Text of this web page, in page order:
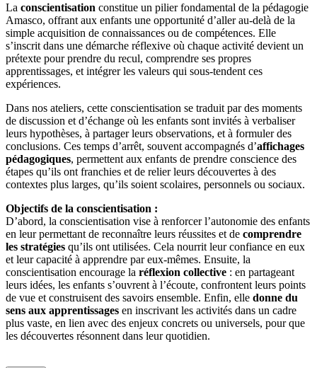
La conscientisation constitue un pilier fondamental de la pédagogie
Amasco, offrant aux enfants une opportunité d’aller au-delà de la
simple acquisition de connaissances ou de compétences. Elle
s’inscrit dans une démarche réflexive où chaque activité devient un
prétexte pour prendre du recul, comprendre ses propres
apprentissages, et intégrer les valeurs qui sous-tendent ces
expériences.
Dans nos ateliers, cette conscientisation se traduit par des moments
de discussion et d’échange où les enfants sont invités à verbaliser
leurs hypothèses, à partager leurs observations, et à formuler des
conclusions. Ces temps d’arrêt, souvent accompagnés d’affichages
pédagogiques, permettent aux enfants de prendre conscience des
étapes qu’ils ont franchies et de relier leurs découvertes à des
contextes plus larges, qu’ils soient scolaires, personnels ou sociaux.
Objectifs de la conscientisation :
D’abord, la conscientisation vise à renforcer l’autonomie des enfants
en leur permettant de reconnaître leurs réussites et de comprendre
les stratégies qu’ils ont utilisées. Cela nourrit leur confiance en eux
et leur capacité à apprendre par eux-mêmes. Ensuite, la
conscientisation encourage la réflexion collective : en partageant
leurs idées, les enfants s’ouvrent à l’écoute, confrontent leurs points
de vue et construisent des savoirs ensemble. Enfin, elle donne du
sens aux apprentissages en inscrivant les activités dans un cadre
plus vaste, en lien avec des enjeux concrets ou universels, pour que
les découvertes résonnent dans leur quotidien.